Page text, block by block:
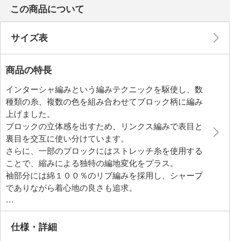
この商品について
サイズ表
商品の特長
インターシャ編みという編みテクニックを駆使し、数
種類の糸、複数の色を組み合わせてブロック柄に編み
上げました。
ブロックの立体感を出すため、リンクス編みで表目と
裏目を交互に使い分けています。
さらに、一部のブロックにはストレッチ糸を使用する
ことで、縮みによる独特の編地変化をプラス。
袖部分には綿１００％のリブ編みを採用し、シャープ
でありながら着心地の良さも追求。
襟は前身頃の編み続きのボトルネック。
後ろ襟はリブをリンキングで別付けすることで、首元
にフィットするつくりに。
仕様・詳細